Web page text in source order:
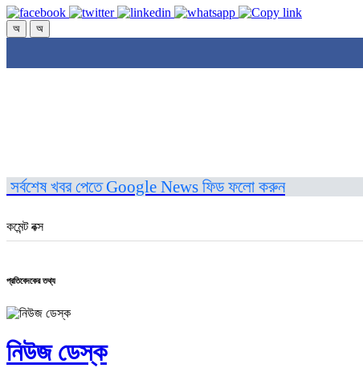
অ অ
সর্বশেষ খবর পেতে Google News ফিড ফলো করুন
কমেন্ট বক্স
প্রতিবেদকের তথ্য
নিউজ ডেস্ক